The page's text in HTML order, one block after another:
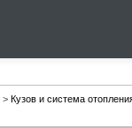
> Кузов и система